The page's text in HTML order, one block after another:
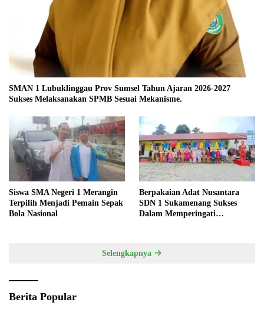
SMAN 1 Lubuklinggau Prov Sumsel Tahun Ajaran 2026-2027
Sukses Melaksanakan SPMB Sesuai Mekanisme.
Siswa SMA Negeri 1 Merangin
Terpilih Menjadi Pemain Sepak
Bola Nasional
Berpakaian Adat Nusantara
SDN 1 Sukamenang Sukses
Dalam Memperingati
Selengkapnya
Berita Popular